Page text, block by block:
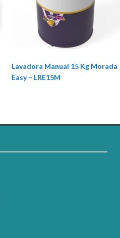
Lavadora Manual 15 Kg Morada
Easy – LRE15M